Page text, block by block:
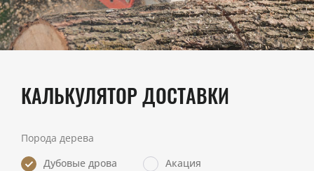
КАЛЬКУЛЯТОР ДОСТАВКИ
Порода дерева
Дубовые дрова
Акация